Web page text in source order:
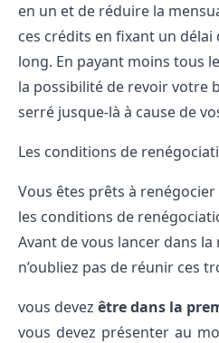
en un et de réduire la
ces crédits en fixant un
long. En payant moins tous
la possibilité de revoir votre
serré jusque-là à cause de
Les conditions de
Vous êtes prêts à
les conditions de
Avant de vous lancer dans
n’oubliez pas de réunir ces
vous devez être dans la
vous devez présenter au